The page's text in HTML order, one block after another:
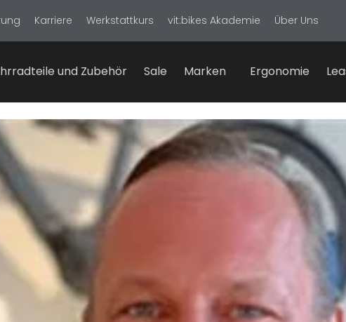
Karriere Werkstattkurs vit:bikes Akademie Über Uns
und Zubehör Sale Marken Ergonomie